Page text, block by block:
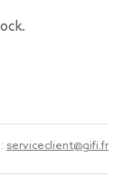
serviceclient@gifi.fr